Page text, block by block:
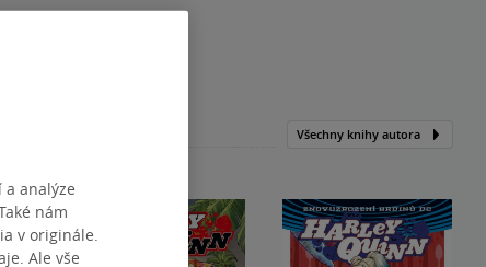
Všechny knihy autora
analýze
nám
v originále.
Ale vše